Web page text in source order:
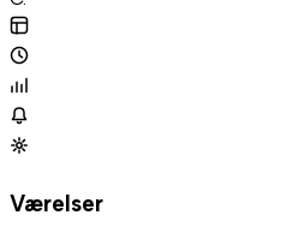
Værelser